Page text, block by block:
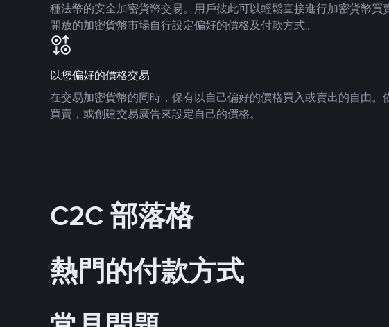
種法幣的安全加密貨幣交易。用戶彼此可以輕鬆直接進行加密貨幣買
開放的加密貨幣市場自行設定偏好的價格及付款方式。
以您偏好的價格交易
在交易加密貨幣的同時，保有以自己偏好的價格買入或賣出的自由。
買賣，或創建交易廣告來設定自己的價格。
C2C 部落格
熱門的付款方式